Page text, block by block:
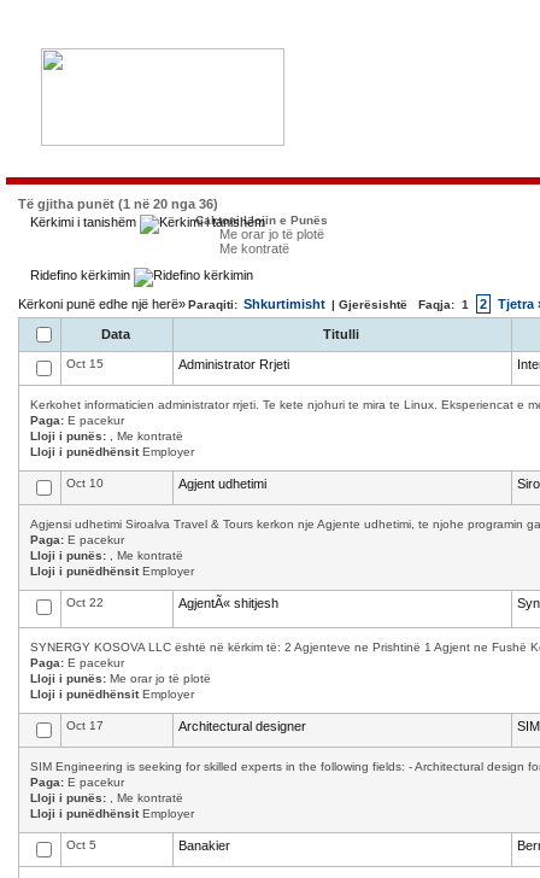
Të gjitha punët (1 në 20 nga 36)
Kërkimi i tanishëm
Caktoni Llojin e Punës
Me orar jo të plotë
Me kontratë
Ridefino kërkimin
Kërkoni punë edhe një herë»Paraqiti: Shkurtimisht | Gjerësishtë Faqja: 1 2 Tjetra
Data Titulli
Oct 15 Administrator Rrjeti
Kerkohet informaticien administrator rrjeti. Te kete njohuri te mira te Linux. Eksperiencat e
Paga: E pacekur
Lloji i punës: , Me kontratë
Lloji i punëdhënsitEmployer
Oct 10 Agjent udhetimi
Agjensi udhetimi Siroalva Travel & Tours kerkon nje Agjente udhetimi, te njohe programin
Paga: E pacekur
Lloji i punës: , Me kontratë
Lloji i punëdhënsitEmployer
Oct 22 AgjentÃ« shitjesh
SYNERGY KOSOVA LLC është në kërkim të: 2 Agjenteve ne Prishtinë 1 Agjent ne Fushë
Paga: E pacekur
Lloji i punës: Me orar jo të plotë
Lloji i punëdhënsitEmployer
Oct 17 Architectural designer
SIM Engineering is seeking for skilled experts in the following fields: - Architectural design
Paga: E pacekur
Lloji i punës: , Me kontratë
Lloji i punëdhënsitEmployer
Oct 5 Banakier